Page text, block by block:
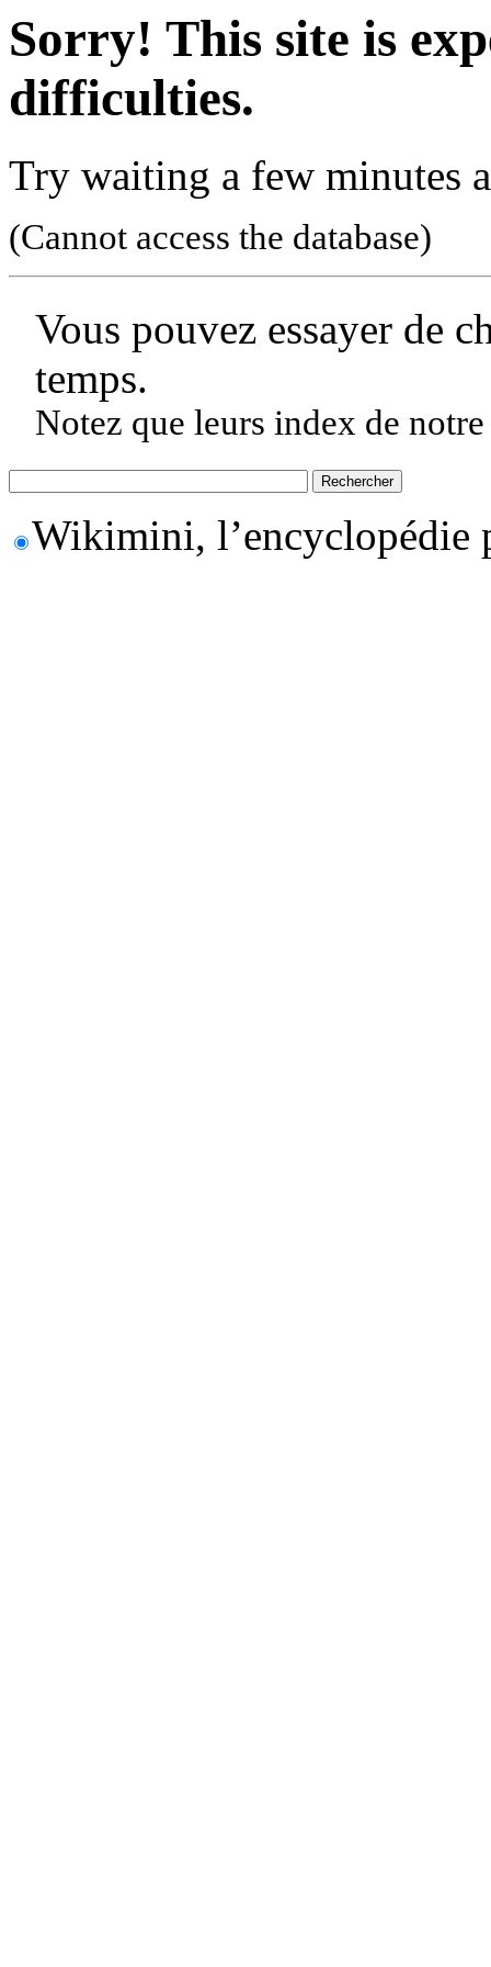
Sorry! This site is
difficulties.
Try waiting a few minutes
(Cannot access the database)
Vous pouvez essayer de
temps.
Notez que leurs index de
Wikimini, l’encyclopédie